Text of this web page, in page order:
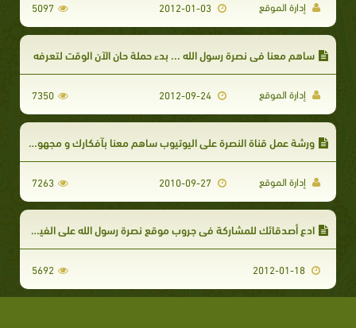
إدارة الموقع 2012-01-03
5097
ساهم معنا في نصرة رسول الله ... بدء حملة حان الآن الوقت لتعرفه
إدارة الموقع 2012-09-24
7350
ورشة عمل قناة النصرة على اليوتيوب ساهم معنا بآفكارك و مجهودك
إدارة الموقع 7263
ادع أصدقائك للمشاركة في جروب موقع نصرة رسول الله على الفيس بوك
5692